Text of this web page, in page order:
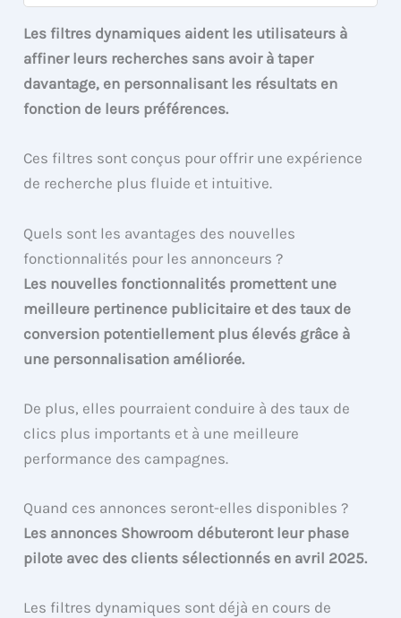
Les filtres dynamiques aident les utilisateurs à
affiner leurs recherches sans avoir à taper
davantage, en personnalisant les résultats en
fonction de leurs préférences.
Ces filtres sont conçus pour offrir une expérience
de recherche plus fluide et intuitive.
Quels sont les avantages des nouvelles
fonctionnalités pour les annonceurs ?
Les nouvelles fonctionnalités promettent une
meilleure pertinence publicitaire et des taux de
conversion potentiellement plus élevés grâce à
une personnalisation améliorée.
De plus, elles pourraient conduire à des taux de
clics plus importants et à une meilleure
performance des campagnes.
Quand ces annonces seront-elles disponibles ?
Les annonces Showroom débuteront leur phase
pilote avec des clients sélectionnés en avril 2025.
Les filtres dynamiques sont déjà en cours de